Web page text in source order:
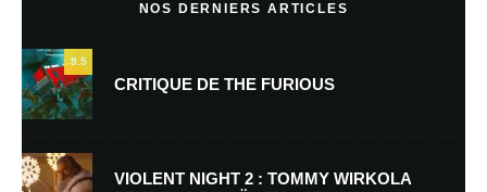
NOS DERNIERS ARTICLES
9.5
CRITIQUE DE THE FURIOUS
VIOLENT NIGHT 2 : TOMMY WIRKOLA